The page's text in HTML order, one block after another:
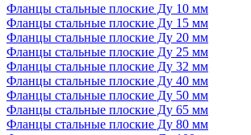
Фланцы стальные плоские Ду 10 мм
Фланцы стальные плоские Ду 15 мм
Фланцы стальные плоские Ду 20 мм
Фланцы стальные плоские Ду 25 мм
Фланцы стальные плоские Ду 32 мм
Фланцы стальные плоские Ду 40 мм
Фланцы стальные плоские Ду 50 мм
Фланцы стальные плоские Ду 65 мм
Фланцы стальные плоские Ду 80 мм